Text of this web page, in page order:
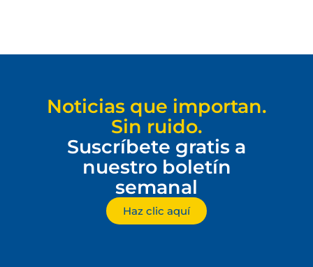
Noticias que importan.
Sin ruido.
Suscríbete gratis a
nuestro boletín
semanal
Haz clic aquí